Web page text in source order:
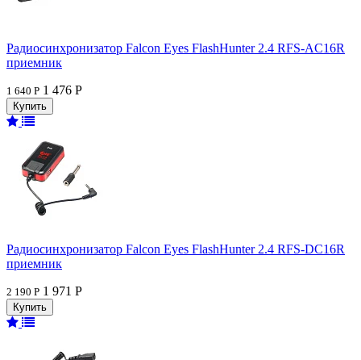
Радиосинхронизатор Falcon Eyes FlashHunter 2.4 RFS-AC16R
приемник
1 640 Р 1 476 Р
Радиосинхронизатор Falcon Eyes FlashHunter 2.4 RFS-DC16R
приемник
2 190 Р 1 971 Р